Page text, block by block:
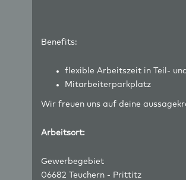
Benefits:
flexible Arbeitszeit in Teil-
Mitarbeiterparkplatz
Wir freuen uns auf deine
Arbeitsort:
Gewerbegebiet
06682 Teuchern - Prittitz